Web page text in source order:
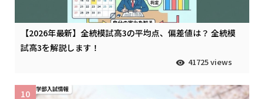
【2026年最新】全統模試高3の平均点、偏差値は？ 全統模
試高3を解説します！
41725 views
10